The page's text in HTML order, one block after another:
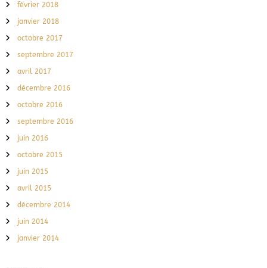
février 2018
janvier 2018
octobre 2017
septembre 2017
avril 2017
décembre 2016
octobre 2016
septembre 2016
juin 2016
octobre 2015
juin 2015
avril 2015
décembre 2014
juin 2014
janvier 2014